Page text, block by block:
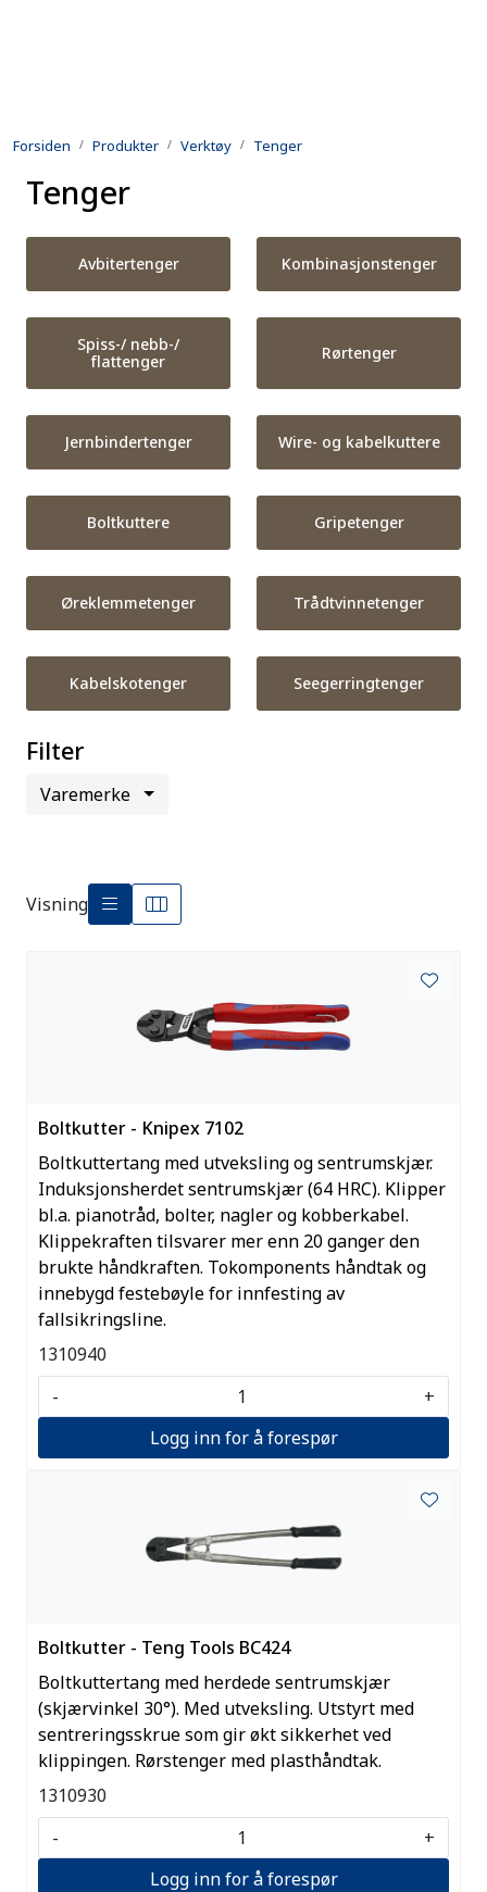
Forsiden Produkter Verktøy Tenger
Tenger
Avbitertenger Kombinasjonstenger
Spiss-/ nebb-/
flattenger
Rørtenger
Jernbindertenger Wire- og kabelkuttere
Boltkuttere Gripetenger
Øreklemmetenger Trådtvinnetenger
Kabelskotenger Seegerringtenger
Filter
Varemerke
Visning
Boltkutter - Knipex 7102
Boltkuttertang med utveksling og sentrumskjær.
Induksjonsherdet sentrumskjær (64 HRC). Klipper
bl.a. pianotråd, bolter, nagler og kobberkabel.
Klippekraften tilsvarer mer enn 20 ganger den
brukte håndkraften. Tokomponents håndtak og
innebygd festebøyle for innfesting av
fallsikringsline.
1310940
-
+
Logg inn for å forespør
Boltkutter - Teng Tools BC424
Boltkuttertang med herdede sentrumskjær
(skjærvinkel 30°). Med utveksling. Utstyrt med
sentreringsskrue som gir økt sikkerhet ved
klippingen. Rørstenger med plasthåndtak.
1310930
-
+
Logg inn for å forespør
Utleie
Kontroll og reparasjon
Forsvarsindustri
Kontakt oss